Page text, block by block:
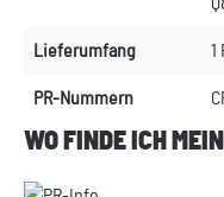
Lieferumfang 1
PR-Nummern
WO FINDE ICH